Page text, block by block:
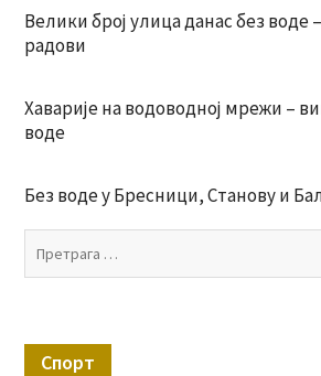
Велики број улица данас без воде
радови
Хаварије на водоводној мрежи –
воде
Без воде у Бресници, Станову и
Спорт